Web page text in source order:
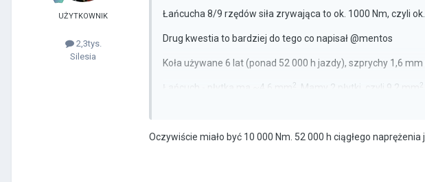
UŻYTKOWNIK
2,3tys.
Silesia
Łańcucha 8/9 rzędów siła zrywająca to ok. 1000 Nm, czyli
Drug kwestia to bardziej do tego co napisał @mentos
Koła używane 6 lat (ponad 52 000 h jazdy), szprychy 1,6
Łańcuch - płytka ma ~4,6 mm 2 . Mamy 2 płytki, czyli 9,2 mm 2
188 kg siły podzielić / 9,2 mm =24,5 kg na mm2
Oczywiście miało być 10 000 Nm. 52 000 h ciągłego